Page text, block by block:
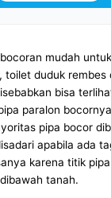
mudah
toilet duduk rembes
bisa
paralon
pipa bocor
apabila ada
karena titik
tanah.